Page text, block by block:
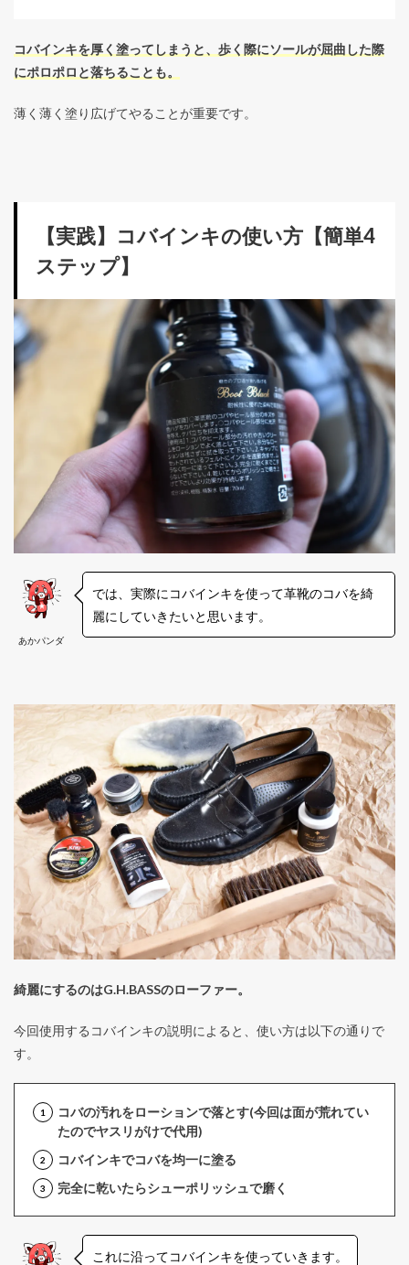
コバインキを厚く塗ってしまうと、歩く際にソールが屈曲した際
にポロポロと落ちることも。
薄く薄く塗り広げてやることが重要です。
【実践】コバインキの使い方【簡単4
ステップ】
あかパンダ
では、実際にコバインキを使って革靴のコバを綺
麗にしていきたいと思います。
綺麗にするのはG.H.BASSのローファー。
今回使用するコバインキの説明によると、使い方は以下の通りで
す。
コバの汚れをローションで落とす(今回は面が荒れてい
たのでヤスリがけで代用)
コバインキでコバを均一に塗る
完全に乾いたらシューポリッシュで磨く
これに沿ってコバインキを使っていきます。